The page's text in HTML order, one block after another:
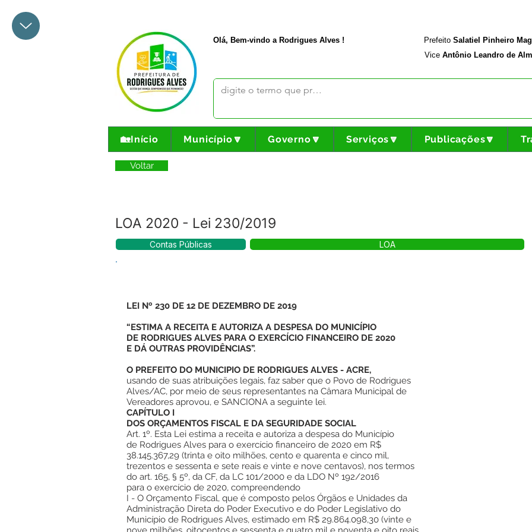
Olá, Bem-vindo a Rodrigues Alves ! Prefeito Salatiel Pinheiro
Vice Antônio Leandro de
🏡Início Município🔽 Governo🔽 Serviços🔽 Publicações🔽
Voltar
LOA 2020 - Lei 230/2019
Contas Públicas LOA
LEI Nº 230 DE 12 DE DEZEMBRO DE 2019
“ESTIMA A RECEITA E AUTORIZA A DESPESA DO MUNICÍPIO
DE RODRIGUES ALVES PARA O EXERCÍCIO FINANCEIRO DE 2020
E DÁ OUTRAS PROVIDÊNCIAS”.
O PREFEITO DO MUNICIPIO DE RODRIGUES ALVES - ACRE,
usando de suas atribuições legais, faz saber que o Povo de Rodrigues
Alves/AC, por meio de seus representantes na Câmara Municipal de
Vereadores aprovou, e SANCIONA a seguinte lei.
CAPÍTULO I
DOS ORÇAMENTOS FISCAL E DA SEGURIDADE SOCIAL
Art. 1º. Esta Lei estima a receita e autoriza a despesa do Município
de Rodrigues Alves para o exercício financeiro de 2020 em R$
38.145.367,29 (trinta e oito milhões, cento e quarenta e cinco mil,
trezentos e sessenta e sete reais e vinte e nove centavos), nos termos
do art. 165, § 5º, da CF, da LC 101/2000 e da LDO Nº 192/2016
para o exercício de 2020, compreendendo
I - O Orçamento Fiscal, que é composto pelos Órgãos e Unidades da
Administração Direta do Poder Executivo e do Poder Legislativo do
Município de Rodrigues Alves, estimado em R$ 29.864.098,30 (vinte e